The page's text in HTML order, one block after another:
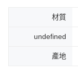
材質
undefined
產地